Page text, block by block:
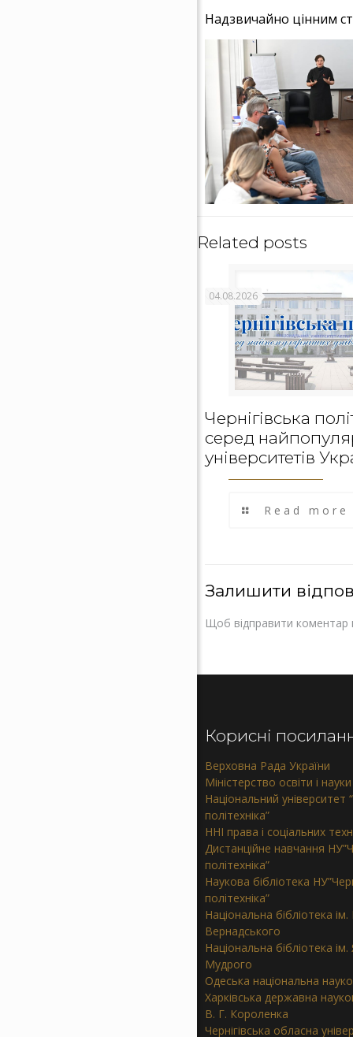
Надзвичайно цінним
Related posts
04.08.2026
Чернігівська
серед
університетів
Read more
Залишити
Щоб відправити коментар
Корисні
Верховна Рада України
Міністерство освіти і
Національний університет
політехніка”
ННІ права і соціальних
Дистанційне навчання
політехніка”
Наукова бібліотека
політехніка”
Національна бібліотека ім.
Вернадського
Національна бібліотека
Мудрого
Одеська національна
Харківська державна
В. Г. Короленка
Чернігівська обласна